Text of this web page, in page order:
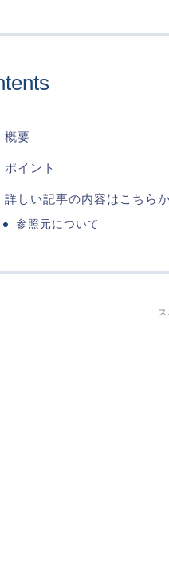
概要
ポイント
詳しい記事の内容はこちら
参照元について